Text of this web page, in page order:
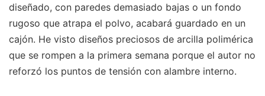
diseñado, con paredes demasiado bajas o un fondo
rugoso que atrapa el polvo, acabará guardado en un
cajón. He visto diseños preciosos de arcilla polimérica
que se rompen a la primera semana porque el autor no
reforzó los puntos de tensión con alambre interno.